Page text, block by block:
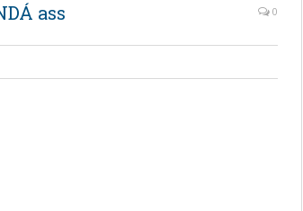
ass 0